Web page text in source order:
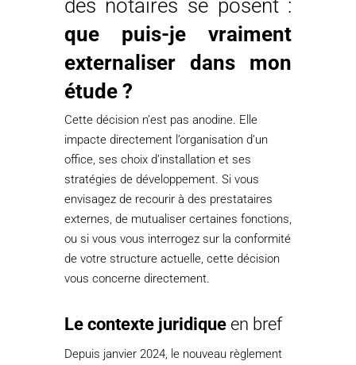
des notaires se posent :
que puis-je vraiment
externaliser dans mon
étude ?
Cette décision n’est pas anodine. Elle
impacte directement l’organisation d’un
office, ses choix d’installation et ses
stratégies de développement. Si vous
envisagez de recourir à des prestataires
externes, de mutualiser certaines fonctions,
ou si vous vous interrogez sur la conformité
de votre structure actuelle, cette décision
vous concerne directement.
Le contexte juridiqueen bref
Depuis janvier 2024, le nouveau règlement